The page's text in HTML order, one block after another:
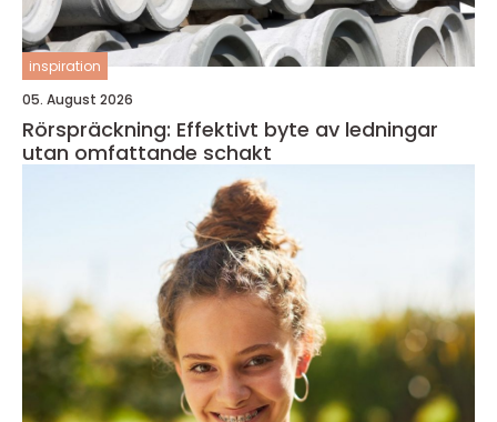
inspiration
05. August 2026
Rörspräckning: Effektivt byte av ledningar
utan omfattande schakt